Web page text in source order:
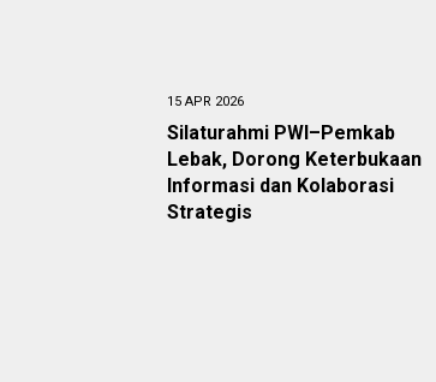
15 APR 2026
Silaturahmi PWI–Pemkab
Lebak, Dorong Keterbukaan
Informasi dan Kolaborasi
Strategis